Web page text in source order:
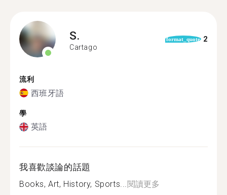
S.
Cartago
format_quote 2
流利
西班牙語
學
英語
我喜歡談論的話題
Books, Art, History, Sports...閱讀更多